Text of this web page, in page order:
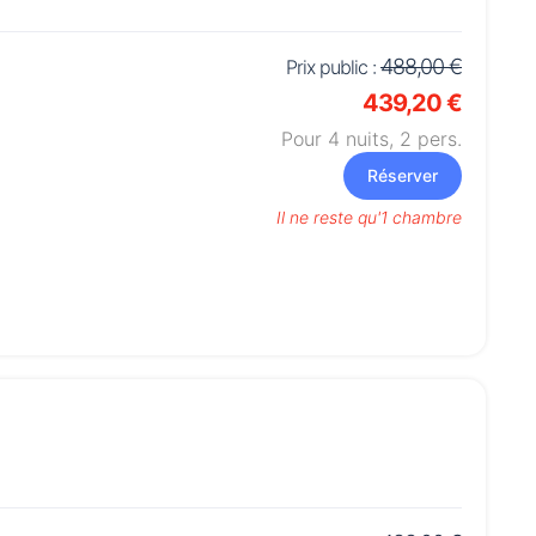
Prix public : 488,00 €
439,20 €
Pour 4 nuits, 2 pers.
Réserver
Il ne reste qu'1 chambre